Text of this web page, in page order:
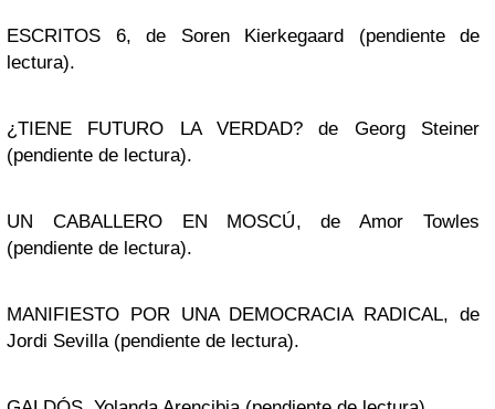
ESCRITOS 6, de Soren Kierkegaard (pendiente de
lectura).
¿TIENE FUTURO LA VERDAD? de Georg Steiner
(pendiente de lectura).
UN CABALLERO EN MOSCÚ, de Amor Towles
(pendiente de lectura).
MANIFIESTO POR UNA DEMOCRACIA RADICAL, de
Jordi Sevilla (pendiente de lectura).